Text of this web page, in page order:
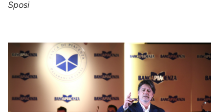
Sposi